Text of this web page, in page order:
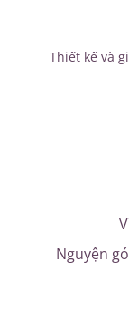
Thiết kế và
Nguyện